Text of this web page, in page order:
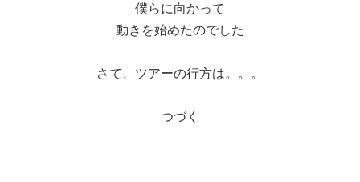
僕らに向かって
動きを始めたのでした
さて、ツアーの行方は。。。
つづく